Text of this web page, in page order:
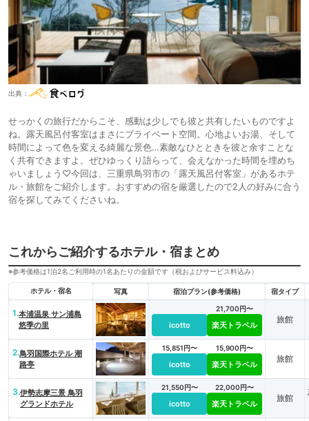
出典：
せっかくの旅行だからこそ、感動は少しでも彼と共有したいものですよ
ね。露天風呂付客室はまさにプライベート空間。心地よいお湯、そして
時間によって色を変える綺麗な景色…素敵なひとときを彼と余すことな
く共有できますよ。ぜひゆっくり語らって、会えなかった時間を埋めち
ゃいましょう♡今回は、三重県鳥羽市の「露天風呂付客室」があるホテ
ル・旅館をご紹介します。おすすめの宿を厳選したので2人の好みに合う
宿を探してみてくださいね。
これからご紹介するホテル・宿まとめ
※参考価格は1泊2名ご利用時の1名あたりの金額です（税およびサービス料込み）
ホテル・宿名 写真 宿泊プラン(参考価格) 宿タイプ
1.本浦温泉 サン浦島
悠季の里
icotto
21,700円〜
楽天トラベル
旅館
2.鳥羽国際ホテル 潮
路亭
15,851円〜
icotto
15,900円〜
楽天トラベル
旅館
3.伊勢志摩三景 鳥羽
グランドホテル
21,550円〜
icotto
22,000円〜
楽天トラベル
旅館